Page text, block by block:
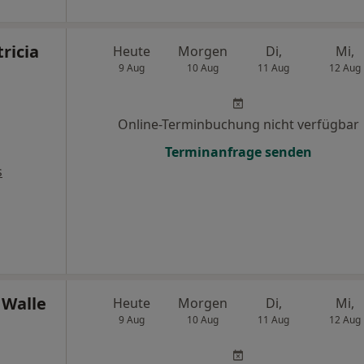
Heute
9 Aug
Morgen
10 Aug
Di,
11 Aug
Mi,
12 Aug
Online-Terminbuchung nicht verfügbar
Terminanfrage senden
Heute
9 Aug
Morgen
10 Aug
Di,
11 Aug
Mi,
12 Aug